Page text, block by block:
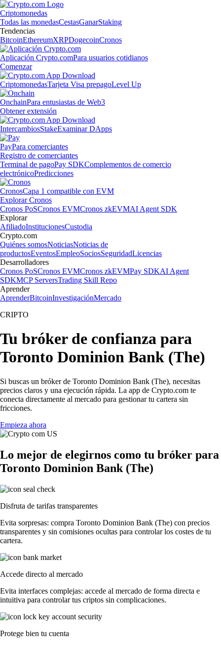
Criptomonedas
Todas las monedasCestasGanarStaking
Tendencias
BitcoinEthereumXRPDogecoinCronos
Aplicación Crypto.comPara usuarios cotidianos
Comenzar
CriptomonedasTarjeta Visa prepagoLevel Up
OnchainPara entusiastas de Web3
Obtener extensión
IntercambiosStakeExaminar DApps
PayPara comerciantes
Registro de comerciantes
Terminal de pagoPay SDKComplementos de comercio
electrónicoPredicciones
CronosCapa 1 compatible con EVM
Explorar Cronos
Cronos PoSCronos EVMCronos zkEVMAI Agent SDK
Explorar
AfiliadoInstitucionesCustodia
Crypto.com
Quiénes somosNoticiasNoticias de
productosEventosEmpleoSociosSeguridadLicencias
Desarrolladores
Cronos PoSCronos EVMCronos zkEVMPay SDKAI Agent
SDKMCP ServersTrading Skill Repo
Aprender
AprenderBitcoinInvestigaciónMercado
CRIPTO
Tu bróker de confianza para
Toronto Dominion Bank (The)
Si buscas un bróker de Toronto Dominion Bank (The), necesitas
precios claros y una ejecución rápida. La app de Crypto.com te
conecta directamente al mercado para gestionar tu cartera sin
fricciones.
Empieza ahora
Lo mejor de elegirnos como tu bróker para
Toronto Dominion Bank (The)
Disfruta de tarifas transparentes
Evita sorpresas: compra Toronto Dominion Bank (The) con precios
transparentes y sin comisiones ocultas para controlar los costes de tu
cartera.
Accede directo al mercado
Evita interfaces complejas: accede al mercado de forma directa e
intuitiva para controlar tus criptos sin complicaciones.
Protege bien tu cuenta